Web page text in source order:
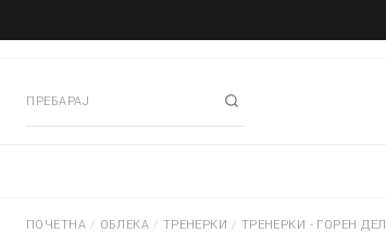
ПОЧЕТНА / ОБЛЕКА / ТРЕНЕРКИ / ТРЕНЕРКИ - ГОРЕН ДЕЛ